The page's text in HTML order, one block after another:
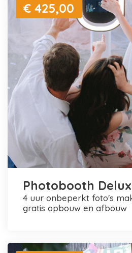
€ 425,00
Photobooth
4 uur onbeperkt foto's maken en printen +
gratis opbouw en afbouw